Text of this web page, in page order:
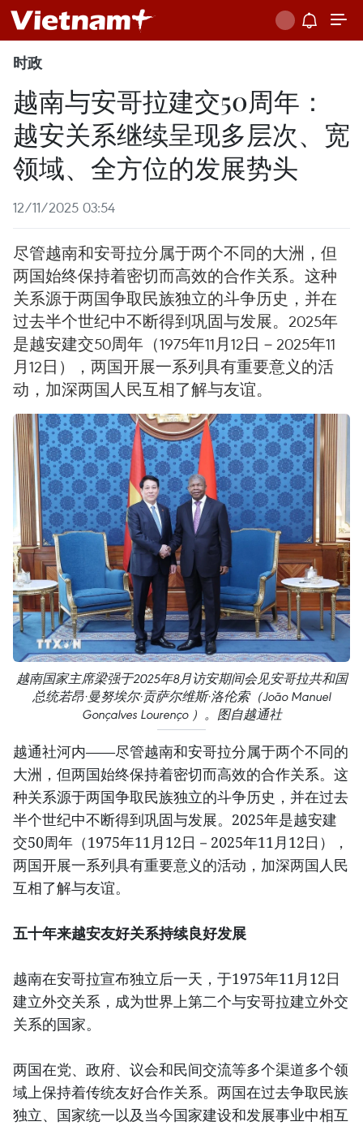
时政
越南与安哥拉建交50周年：
越安关系继续呈现多层次、宽
领域、全方位的发展势头
12/11/2025 03:54
尽管越南和安哥拉分属于两个不同的大洲，但
两国始终保持着密切而高效的合作关系。这种
关系源于两国争取民族独立的斗争历史，并在
过去半个世纪中不断得到巩固与发展。2025年
是越安建交50周年（1975年11月12日－2025年11
月12日），两国开展一系列具有重要意义的活
动，加深两国人民互相了解与友谊。
越南国家主席梁强于2025年8月访安期间会见安哥拉共和国
总统若昂·曼努埃尔·贡萨尔维斯·洛伦索（João Manuel
Gonçalves Lourenço ）。图自越通社
越通社河内——尽管越南和安哥拉分属于两个不同的
大洲，但两国始终保持着密切而高效的合作关系。这
种关系源于两国争取民族独立的斗争历史，并在过去
半个世纪中不断得到巩固与发展。2025年是越安建
交50周年（1975年11月12日－2025年11月12日），
两国开展一系列具有重要意义的活动，加深两国人民
互相了解与友谊。
五十年来越安友好关系持续良好发展
越南在安哥拉宣布独立后一天，于1975年11月12日
建立外交关系，成为世界上第二个与安哥拉建立外交
关系的国家。
两国在党、政府、议会和民间交流等多个渠道多个领
域上保持着传统友好合作关系。两国在过去争取民族
独立、国家统一以及当今国家建设和发展事业中相互